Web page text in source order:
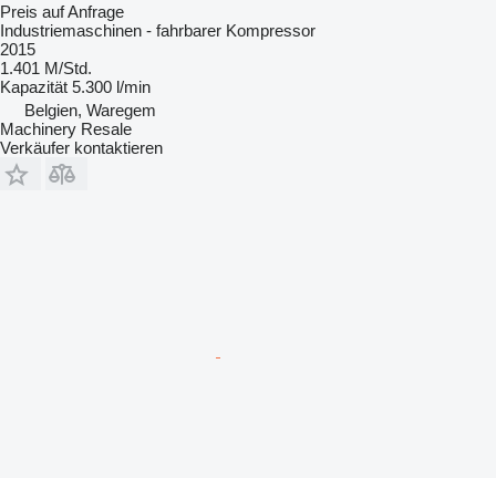
Preis auf Anfrage
Industriemaschinen - fahrbarer Kompressor
2015
1.401 M/Std.
Kapazität 5.300 l/min
Belgien, Waregem
Machinery Resale
Verkäufer kontaktieren